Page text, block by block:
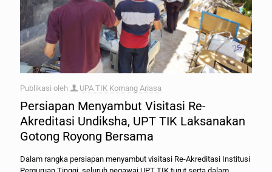
Publikasi oleh UPA TIK Komang Ariasa
Persiapan Menyambut Visitasi Re-
Akreditasi Undiksha, UPT TIK Laksanakan
Gotong Royong Bersama
Dalam rangka persiapan menyambut visitasi Re-Akreditasi Institusi